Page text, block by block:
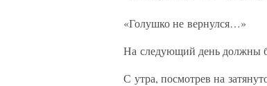
«Голушко не вернулся…»
На следующий день должны
С утра, посмотрев на